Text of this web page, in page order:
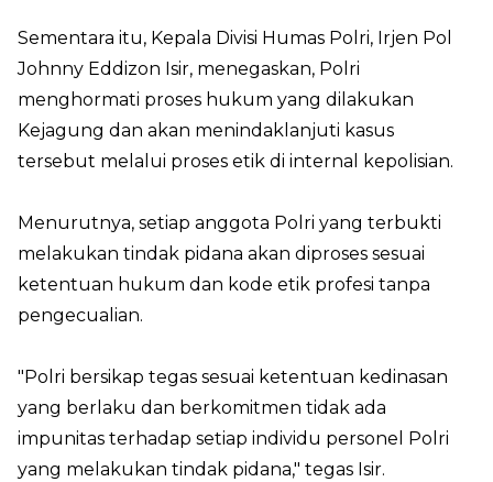
Sementara itu, Kepala Divisi Humas Polri, Irjen Pol
Johnny Eddizon Isir, menegaskan, Polri
menghormati proses hukum yang dilakukan
Kejagung dan akan menindaklanjuti kasus
tersebut melalui proses etik di internal kepolisian.
Menurutnya, setiap anggota Polri yang terbukti
melakukan tindak pidana akan diproses sesuai
ketentuan hukum dan kode etik profesi tanpa
pengecualian.
"Polri bersikap tegas sesuai ketentuan kedinasan
yang berlaku dan berkomitmen tidak ada
impunitas terhadap setiap individu personel Polri
yang melakukan tindak pidana," tegas Isir.